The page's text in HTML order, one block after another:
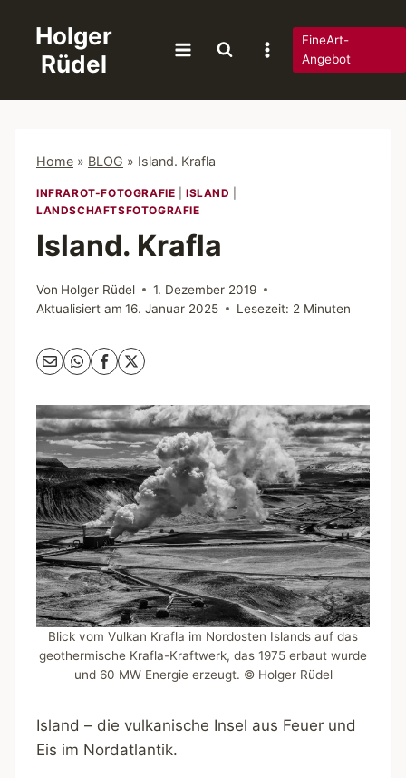
springen
Holger
Rüdel
FineArt-
Angebot
Home » BLOG » Island. Krafla
INFRAROT-FOTOGRAFIE |ISLAND
LANDSCHAFTSFOTOGRAFIE
Island. Krafla
Von Holger Rüdel
1. Dezember 2019
Aktualisiert am 16. Januar 2025 Lesezeit: 2 Minuten
Blick vom Vulkan Krafla im Nordosten Islands auf das
geothermische Krafla-Kraftwerk, das 1975 erbaut wurde
und 60 MW Energie erzeugt. © Holger Rüdel
Island – die vulkanische Insel aus Feuer und
Eis im Nordatlantik.